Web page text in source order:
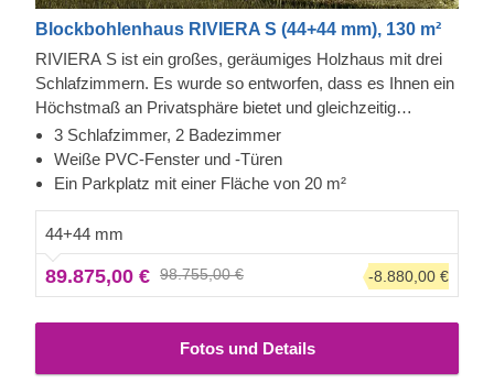
Blockbohlenhaus RIVIERA S (44+44 mm), 130 m²
RIVIERA S ist ein großes, geräumiges Holzhaus mit drei
Schlafzimmern. Es wurde so entworfen, dass es Ihnen ein
Höchstmaß an Privatsphäre bietet und gleichzeitig
genügend Bereiche für Begegnungen mit Ihren Lieben
bereithält hält. Ein geräumiger Wohnbereich, bestehend
aus Küche, Ess- und Ruhebereich sowie zwei
für gemütliche Abende mit der Familie. Drei geräumige
Schlafzimmer ermöglichen ungestörte Ruhe und
Privatsphäre, auch wenn Sie Familie oder Freunde zu
Gast haben.Bei diesem Modell sind der Boden sowie
weiße PVC-Fenster und -Türen im Preis inbegriffen.
3 Schlafzimmer, 2 Badezimmer
Weiße PVC-Fenster und -Türen
Ein Parkplatz mit einer Fläche von 20 m²
44+44 mm
89.875,00 € 98.755,00 € -8.880,00 €
Fotos und Details